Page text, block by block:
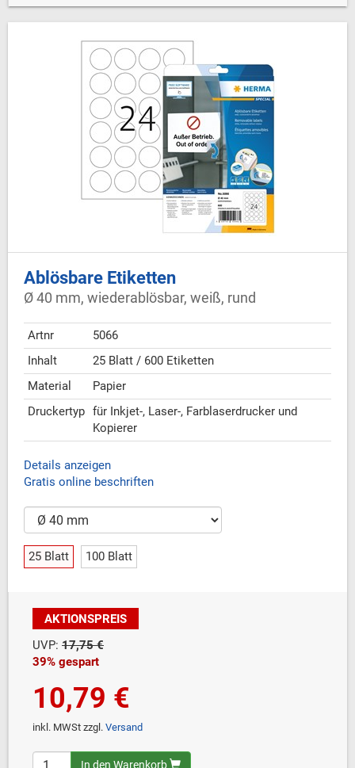
Ablösbare Etiketten
Ø 40 mm, wiederablösbar, weiß, rund
Artnr
5066
Inhalt
25 Blatt / 600 Etiketten
Material
Papier
Druckertyp für Inkjet-, Laser-, Farblaserdrucker und
Kopierer
Details anzeigen
Gratis online beschriften
25 Blatt 100 Blatt
AKTIONSPREIS
UVP: 17,75 €
39% gespart
10,79 €
inkl. MWSt zzgl. Versand
In den Warenkorb